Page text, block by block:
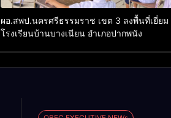
ผอ.สพป.นครศรีธรรมราช เขต 3 ลงพื้นที่เยี่ยม
โรงเรียนบ้านบางเนียน อำเภอปากพนัง